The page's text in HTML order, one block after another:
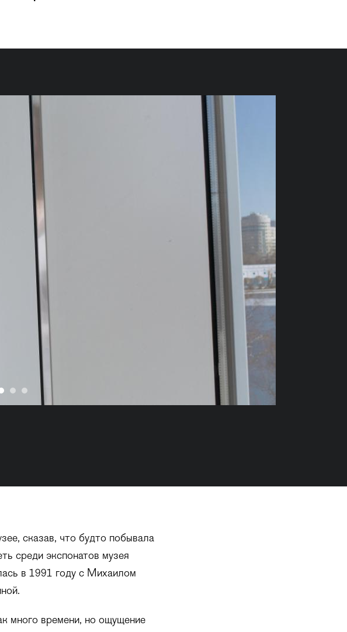
сказав, что будто побывала
среди экспонатов музея
в 1991 году с Михаилом
много времени, но ощущение